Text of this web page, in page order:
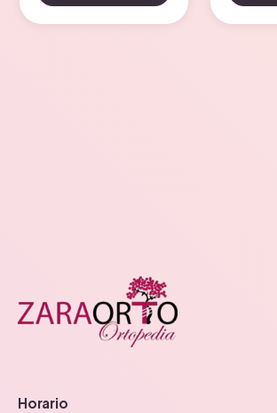
Horario